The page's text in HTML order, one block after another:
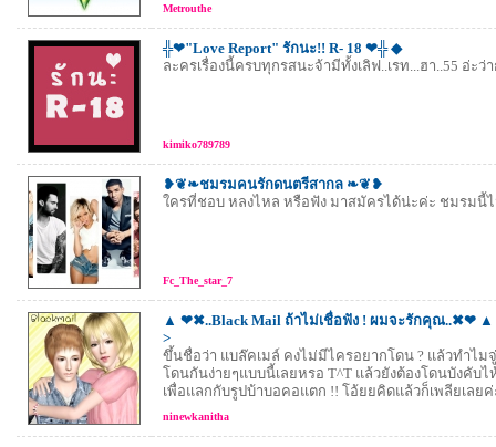
Metrouthe
╬❤"Love Report" รักนะ!! R- 18 ❤╬ ◆
ละครเรื่องนี้ครบทุกรสนะจ้ามีทั้งเลิฟ..เรท...ฮา..55 อ่ะว่
kimiko789789
❥❦❧ชมรมคนรักดนตรีสากล ❧❦❥
ใครที่ชอบ หลงไหล หรือฟัง มาสมัครได้น่ะค่ะ ชมรมนี้
Fc_The_star_7
▲ ❤✖..Black Mail ถ้าไม่เชื่อฟัง ! ผมจะรักคุณ..✖❤ ▲
>
ขึ้นชื่อว่า แบล๊คเมล์ คงไม่มีไครอยากโดน ? แล้วทำไม
โดนกันง่ายๆแบบนี้เลยหรอ T^T แล้วยังต้องโดนบังคับไ
เพื่อแลกกับรูปบ้าบอคอแตก !! โอ้ยยคิดแล้วก็เพลียเลยค่
ninewkanitha